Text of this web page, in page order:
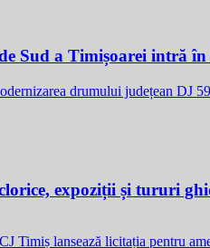
Sud a Timișoarei intră
drumului județean DJ
expoziții și tururi